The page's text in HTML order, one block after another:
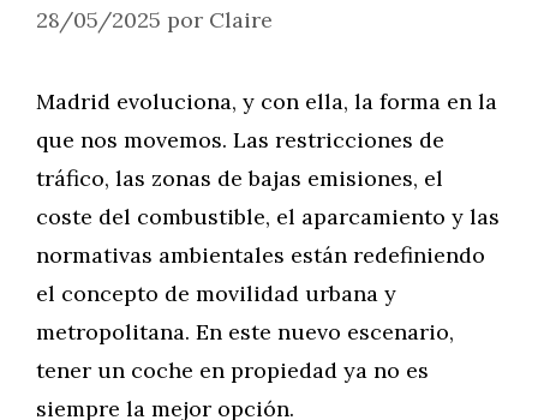
28/05/2025 por Claire
Madrid evoluciona, y con ella, la forma en la
que nos movemos. Las restricciones de
tráfico, las zonas de bajas emisiones, el
coste del combustible, el aparcamiento y las
normativas ambientales están redefiniendo
el concepto de movilidad urbana y
metropolitana. En este nuevo escenario,
tener un coche en propiedad ya no es
siempre la mejor opción.